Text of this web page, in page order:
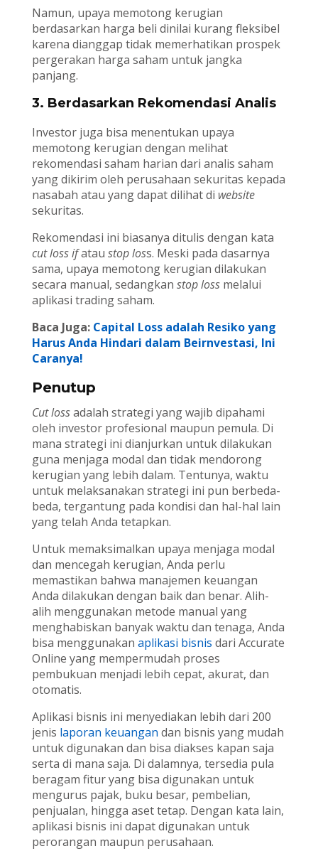
Namun, upaya memotong kerugian
berdasarkan harga beli dinilai kurang fleksibel
karena dianggap tidak memerhatikan prospek
pergerakan harga saham untuk jangka
panjang.
3. Berdasarkan Rekomendasi Analis
Investor juga bisa menentukan upaya
memotong kerugian dengan melihat
rekomendasi saham harian dari analis saham
yang dikirim oleh perusahaan sekuritas kepada
nasabah atau yang dapat dilihat di website
sekuritas.
Rekomendasi ini biasanya ditulis dengan kata
cut loss ifatau stop loss. Meski pada dasarnya
sama, upaya memotong kerugian dilakukan
secara manual, sedangkan stop lossmelalui
aplikasi trading saham.
Baca Juga: Capital Loss adalah Resiko yang
Harus Anda Hindari dalam Beirnvestasi, Ini
Caranya!
Penutup
Cut lossadalah strategi yang wajib dipahami
oleh investor profesional maupun pemula. Di
mana strategi ini dianjurkan untuk dilakukan
guna menjaga modal dan tidak mendorong
kerugian yang lebih dalam. Tentunya, waktu
untuk melaksanakan strategi ini pun berbeda-
beda, tergantung pada kondisi dan hal-hal lain
yang telah Anda tetapkan.
Untuk memaksimalkan upaya menjaga modal
dan mencegah kerugian, Anda perlu
memastikan bahwa manajemen keuangan
Anda dilakukan dengan baik dan benar. Alih-
alih menggunakan metode manual yang
menghabiskan banyak waktu dan tenaga, Anda
bisa menggunakan aplikasi bisnis dari Accurate
Online yang mempermudah proses
pembukuan menjadi lebih cepat, akurat, dan
otomatis.
Aplikasi bisnis ini menyediakan lebih dari 200
jenis laporan keuangan dan bisnis yang mudah
untuk digunakan dan bisa diakses kapan saja
serta di mana saja. Di dalamnya, tersedia pula
beragam fitur yang bisa digunakan untuk
mengurus pajak, buku besar, pembelian,
penjualan, hingga aset tetap. Dengan kata lain,
aplikasi bisnis ini dapat digunakan untuk
perorangan maupun perusahaan.